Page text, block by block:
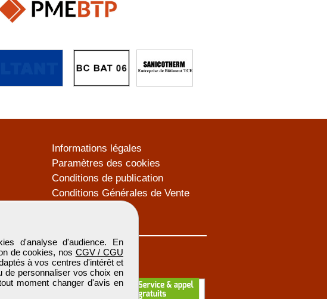
d'analyse d'audience. En
de cookies, nos CGV / CGU
à vos centres d'intérêt et
de personnaliser vos choix en
moment changer d'avis en
Informations légales
Paramètres des cookies
Conditions de publication
Conditions Générales de Vente